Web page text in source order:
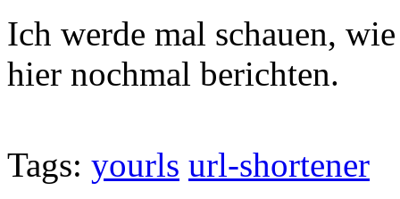
Ich werde mal schauen,
hier nochmal berichten.
Tags: yourls url-shortener